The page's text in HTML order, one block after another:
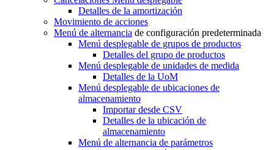
Detalles de la amortización
Movimiento de acciones
Menú de alternancia de configuración predeterminada
Menú desplegable de grupos de productos
Detalles del grupo de productos
Menú desplegable de unidades de medida
Detalles de la UoM
Menú desplegable de ubicaciones de
almacenamiento
Importar desde CSV
Detalles de la ubicación de
almacenamiento
Menú de alternancia de parámetros